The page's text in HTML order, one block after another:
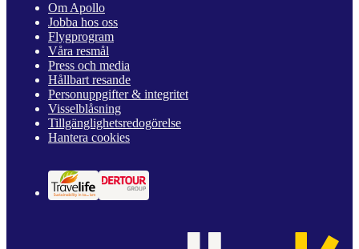
Om Apollo
Jobba hos oss
Flygprogram
Våra resmål
Press och media
Hållbart resande
Personuppgifter & integritet
Visselblåsning
Tillgänglighetsredogörelse
Hantera cookies